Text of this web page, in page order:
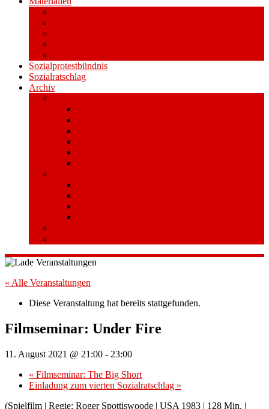
Sozialprotestbündnis
Sozialratschlag
Archiv
« Alle Veranstaltungen
Diese Veranstaltung hat bereits stattgefunden.
Filmseminar: Under Fire
11. August 2021 @ 21:00 - 23:00
« Filmseminar: The Big Short
Einladung zum vierten Sozialratschlag »
(Spielfilm | Regie: Roger Spottiswoode | USA 1983 | 128 Min. |